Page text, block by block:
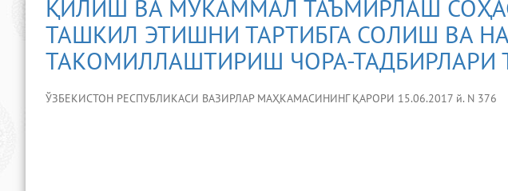
ҚИЛИШ ВА МУКАММАЛ ТАЪМИРЛАШ
ТАШКИЛ ЭТИШНИ ТАРТИБГА СОЛИШ ВА
ТАКОМИЛЛАШТИРИШ ЧОРА-ТАДБИРЛАРИ
ЎЗБЕКИСТОН РЕСПУБЛИКАСИ ВАЗИРЛАР МАҲКАМАСИНИНГ ҚАРОРИ 15.06.2017 й. N 376